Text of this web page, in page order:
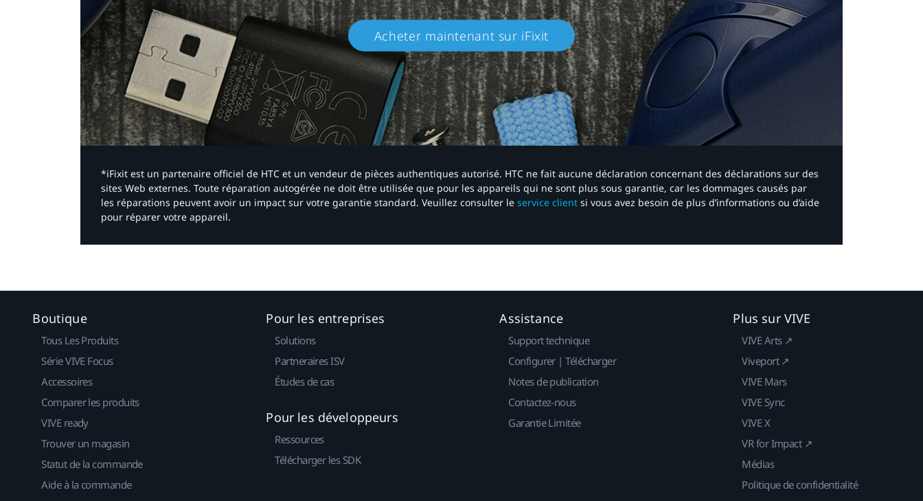
Acheter maintenant sur iFixit​
*iFixit est un partenaire officiel de HTC et un vendeur de pièces authentiques autorisé. HTC ne fait aucune déclaration concernant des déclarations sur des
sites Web externes. Toute réparation autogérée ne doit être utilisée que pour les appareils qui ne sont plus sous garantie, car les dommages causés par
les réparations peuvent avoir un impact sur votre garantie standard. Veuillez consulter le service client si vous avez besoin de plus d’informations ou d’aide
pour réparer votre appareil.​
Boutique
Tous Les Produits
Série VIVE Focus
Accessoires
Comparer les produits
VIVE ready
Trouver un magasin
Statut de la commande
Aide à la commande
Pour les entreprises
Solutions
Partneraires ISV
Études de cas
Pour les développeurs
Ressources
Télécharger les SDK
Assistance
Support technique
Configurer | Télécharger
Notes de publication
Contactez-nous
Garantie Limitée
Plus sur VIVE
VIVE Arts ↗
Viveport ↗
VIVE Mars
VIVE Sync
VIVE X
VR for Impact ↗
Médias
Politique de confidentialité